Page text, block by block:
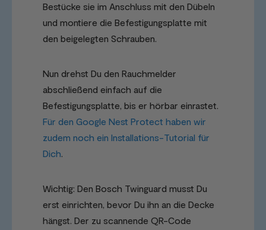
Bestücke sie im Anschluss mit den Dübeln
und montiere die Befestigungsplatte mit
den beigelegten Schrauben.
Nun drehst Du den Rauchmelder
abschließend einfach auf die
Befestigungsplatte, bis er hörbar einrastet.
Für den Google Nest Protect haben wir
zudem noch ein Installations-Tutorial für
Dich.
Wichtig: Den Bosch Twinguard musst Du
erst einrichten, bevor Du ihn an die Decke
hängst. Der zu scannende QR-Code